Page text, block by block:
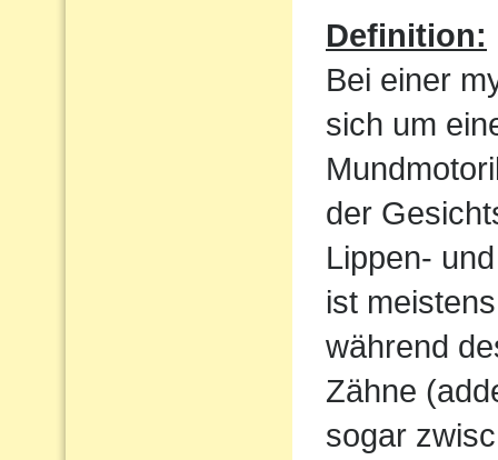
Definition:
Bei einer
sich um
der
Lippen-
ist
während
Zähne
sogar